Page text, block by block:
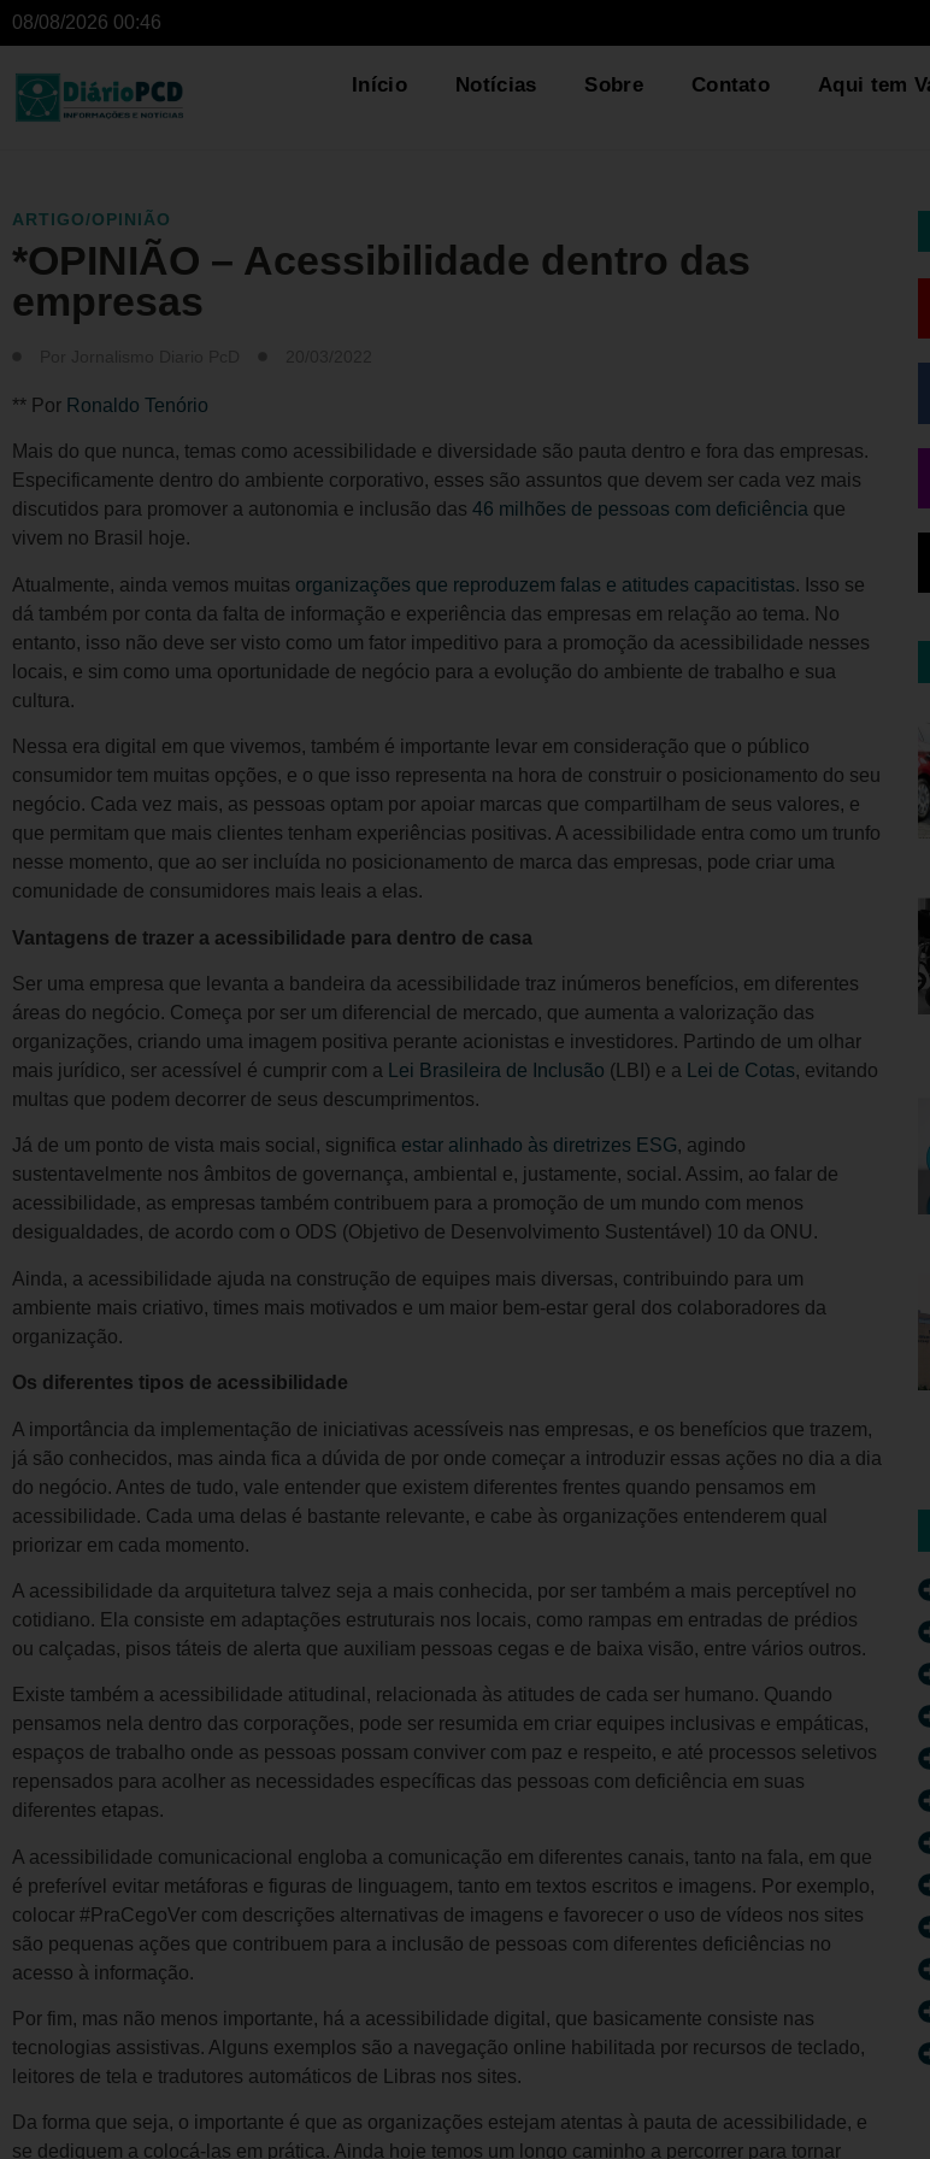
08/08/2026 00:46
Início Notícias Sobre Contato Aqui tem
ARTIGO/OPINIÃO
*OPINIÃO – Acessibilidade dentro das
empresas
** Por Ronaldo Tenório
Mais do que nunca, temas como acessibilidade e diversidade são pauta dentro e fora das empresas.
Especificamente dentro do ambiente corporativo, esses são assuntos que devem ser cada vez mais
discutidos para promover a autonomia e inclusão das 46 milhões de pessoas com deficiência que
vivem no Brasil hoje.
Atualmente, ainda vemos muitas organizações que reproduzem falas e atitudes capacitistas. Isso se
dá também por conta da falta de informação e experiência das empresas em relação ao tema. No
entanto, isso não deve ser visto como um fator impeditivo para a promoção da acessibilidade nesses
locais, e sim como uma oportunidade de negócio para a evolução do ambiente de trabalho e sua
cultura.
Nessa era digital em que vivemos, também é importante levar em consideração que o público
consumidor tem muitas opções, e o que isso representa na hora de construir o posicionamento do seu
negócio. Cada vez mais, as pessoas optam por apoiar marcas que compartilham de seus valores, e
que permitam que mais clientes tenham experiências positivas. A acessibilidade entra como um trunfo
nesse momento, que ao ser incluída no posicionamento de marca das empresas, pode criar uma
comunidade de consumidores mais leais a elas.
Vantagens de trazer a acessibilidade para dentro de casa
Ser uma empresa que levanta a bandeira da acessibilidade traz inúmeros benefícios, em diferentes
áreas do negócio. Começa por ser um diferencial de mercado, que aumenta a valorização das
organizações, criando uma imagem positiva perante acionistas e investidores. Partindo de um olhar
mais jurídico, ser acessível é cumprir com a
Lei Brasileira de Inclusão (LBI) e a Lei de Cotas, evitando
multas que podem decorrer de seus descumprimentos.
Já de um ponto de vista mais social, significa estar alinhado às diretrizes ESG, agindo
sustentavelmente nos âmbitos de governança, ambiental e, justamente, social. Assim, ao falar de
acessibilidade, as empresas também contribuem para a promoção de um mundo com menos
desigualdades, de acordo com o ODS (Objetivo de Desenvolvimento Sustentável) 10 da ONU.
Ainda, a acessibilidade ajuda na construção de equipes mais diversas, contribuindo para um
ambiente mais criativo, times mais motivados e um maior bem-estar geral dos colaboradores da
organização.
Os diferentes tipos de acessibilidade
A importância da implementação de iniciativas acessíveis nas empresas, e os benefícios que trazem,
já são conhecidos, mas ainda fica a dúvida de por onde começar a introduzir essas ações no dia a dia
do negócio. Antes de tudo, vale entender que existem diferentes frentes quando pensamos em
acessibilidade. Cada uma delas é bastante relevante, e cabe às organizações entenderem qual
priorizar em cada momento.
A acessibilidade da arquitetura talvez seja a mais conhecida, por ser também a mais perceptível no
cotidiano. Ela consiste em adaptações estruturais nos locais, como rampas em entradas de prédios
ou calçadas, pisos táteis de alerta que auxiliam pessoas cegas e de baixa visão, entre vários outros.
Existe também a acessibilidade atitudinal, relacionada às atitudes de cada ser humano. Quando
pensamos nela dentro das corporações, pode ser resumida em criar equipes inclusivas e empáticas,
espaços de trabalho onde as pessoas possam conviver com paz e respeito, e até processos seletivos
repensados para acolher as necessidades específicas das pessoas com deficiência em suas
diferentes etapas.
A acessibilidade comunicacional engloba a comunicação em diferentes canais, tanto na fala, em que
é preferível evitar metáforas e figuras de linguagem, tanto em textos escritos e imagens. Por exemplo,
colocar #PraCegoVer com descrições alternativas de imagens e favorecer o uso de vídeos nos sites
são pequenas ações que contribuem para a inclusão de pessoas com diferentes deficiências no
acesso à informação.
Por fim, mas não menos importante, há a acessibilidade digital, que basicamente consiste nas
tecnologias assistivas. Alguns exemplos são a navegação online habilitada por recursos de teclado,
leitores de tela e tradutores automáticos de Libras nos sites.
Da forma que seja, o importante é que as organizações estejam atentas à pauta de acessibilidade, e
se dediquem a colocá-las em prática. Ainda hoje temos um longo caminho a percorrer para tornar